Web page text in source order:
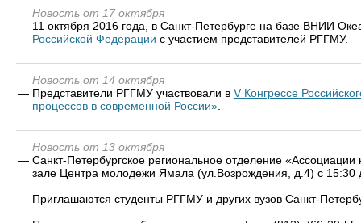
Новость от 17 октября
— 11 октября 2016 года, в Санкт-Петербурге на базе ВНИИ
Российской Федерации с участием представителей РГГМУ.
Новость от 14 октября
— Представители РГГМУ участвовали в V Конгрессе
процессов в современной России»
Новость от 13 октября
— Санкт-Петербургское региональное отделение
зале Центра молодежи Ямала (ул.Возрождения, д.4) с
Приглашаются студенты РГГМУ и других вузов Санкт-